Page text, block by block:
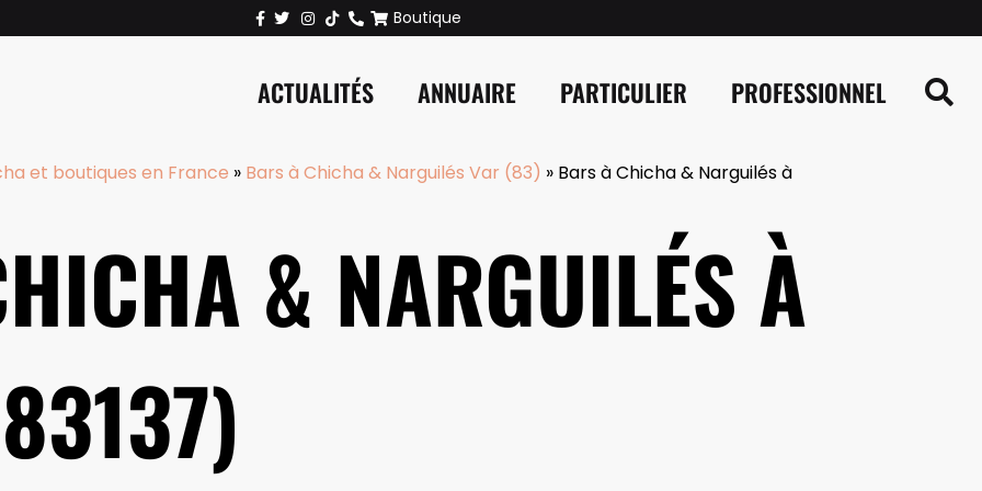
Boutique
ACTUALITÉS ANNUAIRE PARTICULIER PROFESSIONNEL
et boutiques en France » Bars à Chicha & Narguilés Var (83) » Bars à Chicha & Narguilés à
& NARGUILÉS À